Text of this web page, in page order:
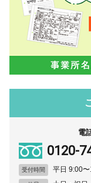
電
0120-
受付時間 平日 9:00